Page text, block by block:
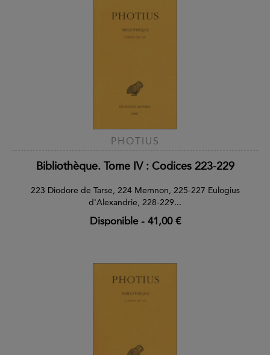
PHOTIUS
Bibliothèque. Tome IV : Codices 223-229
223 Diodore de Tarse, 224 Memnon, 225-227 Eulogius
d'Alexandrie, 228-229...
Disponible- 41,00 €